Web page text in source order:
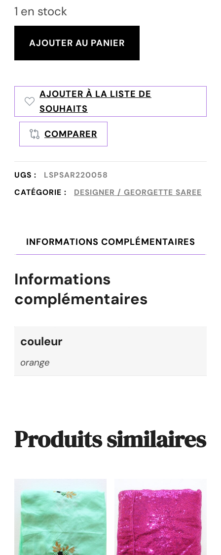
1 en stock
quantité
de
AJOUTER AU PANIER
AJOUTER À LA LISTE DE
SOUHAITS
COMPARER
UGS :
LSPSAR220058
CATÉGORIE :
DESIGNER / GEORGETTE SAREE
INFORMATIONS COMPLÉMENTAIRES
Informations
complémentaires
couleur
orange
Produits similaires